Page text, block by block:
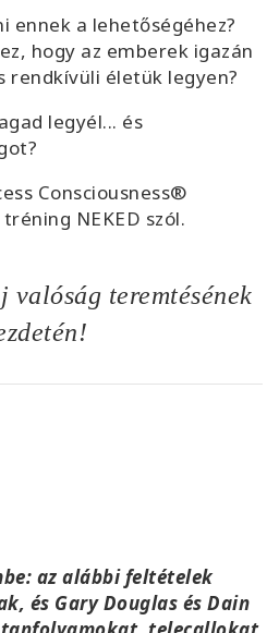
ennek a lehetőségéhez?
hogy az emberek igazán
rendkívüli életük legyen?
legyél... és
Consciousness®
NEKED szól.
valóság teremtésének
!
az alábbi feltételek
és Gary Douglas és Dain